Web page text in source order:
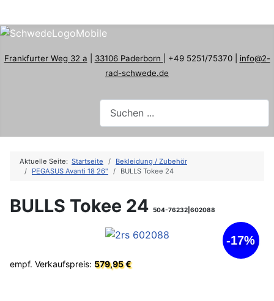
Frankfurter Weg 32 a 33106 Paderborn | +49 5251/75370 | info@2-
rad-schwede.de
Aktuelle Seite: Startseite
Bekleidung / Zubehör
PEGASUS Avanti 18 26"
BULLS Tokee 24
BULLS Tokee 24 504-76232|602088
-17%
empf. Verkaufspreis: 579,95 €